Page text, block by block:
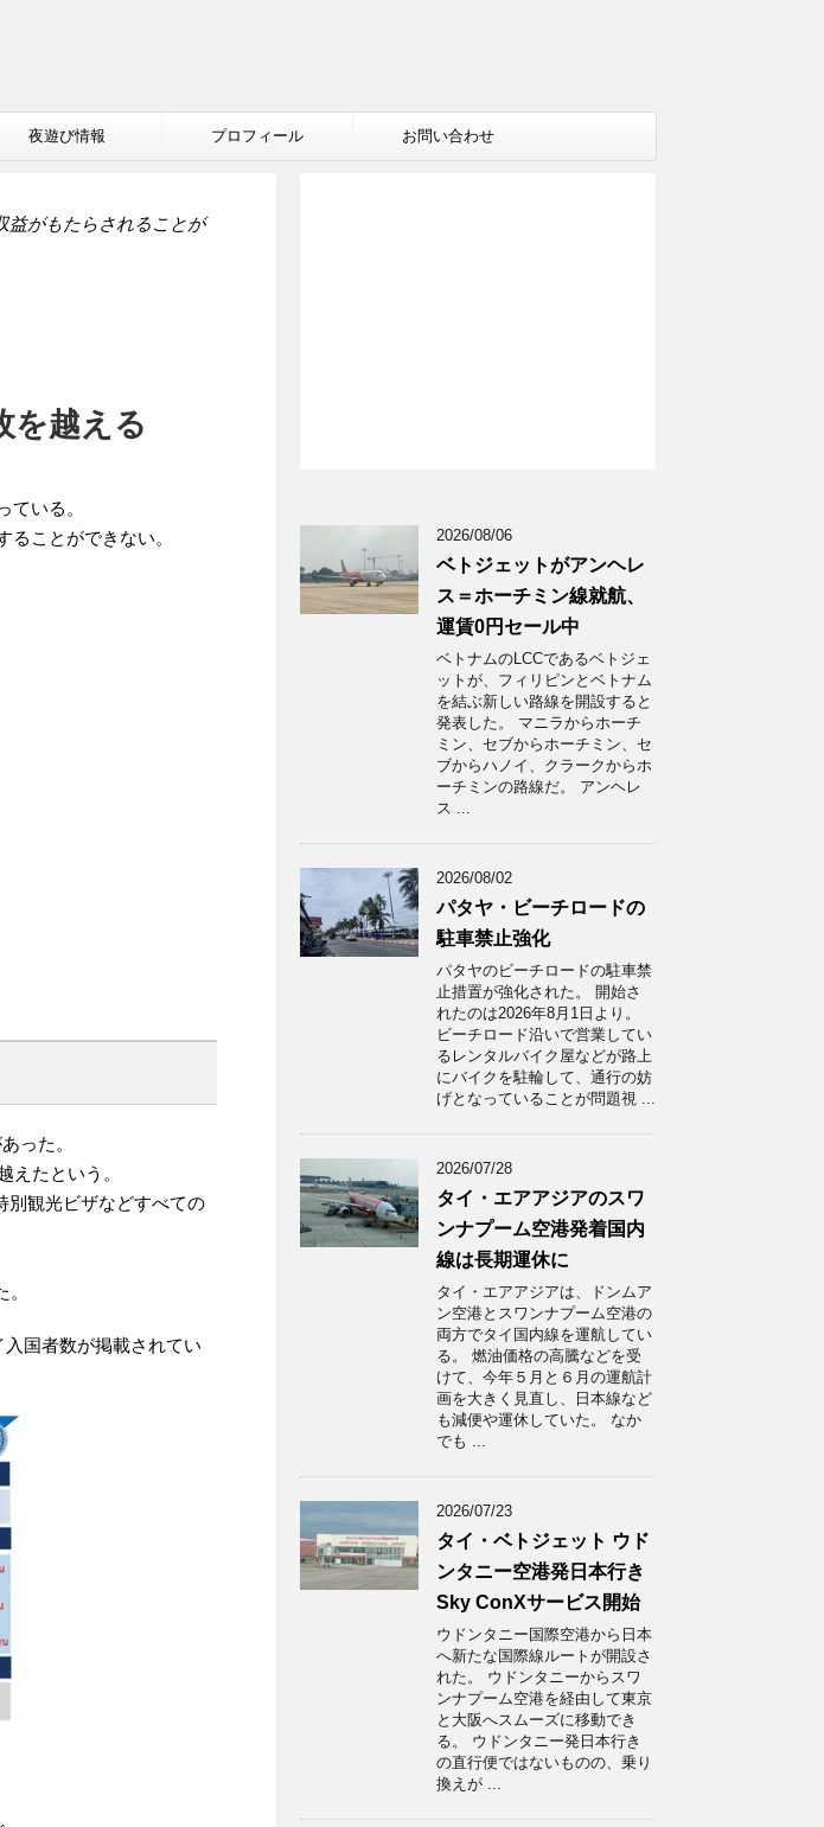
夜遊び情報 プロフィール お問い合わせ
益がもたらされることが
を越える
いる。
ことができない。
った。
えたという。
別観光ビザなどすべての
国者数が掲載されてい
2026/08/06
ベトジェットがアンヘレ
ス＝ホーチミン線就航、
運賃0円セール中
ベトナムのLCCであるベトジェ
ットが、フィリピンとベトナム
を結ぶ新しい路線を開設すると
発表した。 マニラからホーチ
ミン、セブからホーチミン、セ
ブからハノイ、クラークからホ
ーチミンの路線だ。 アンヘレ
ス ...
2026/08/02
パタヤ・ビーチロードの
駐車禁止強化
パタヤのビーチロードの駐車禁
止措置が強化された。 開始さ
れたのは2026年8月1日より。
ビーチロード沿いで営業してい
るレンタルバイク屋などが路上
にバイクを駐輪して、通行の妨
げとなっていることが問題視 ...
2026/07/28
タイ・エアアジアのスワ
ンナプーム空港発着国内
線は長期運休に
タイ・エアアジアは、ドンムア
ン空港とスワンナプーム空港の
両方でタイ国内線を運航してい
る。 燃油価格の高騰などを受
けて、今年５月と６月の運航計
画を大きく見直し、日本線など
も減便や運休していた。 なか
でも ...
2026/07/23
タイ・ベトジェット ウド
ンタニー空港発日本行き
Sky ConXサービス開始
ウドンタニー国際空港から日本
へ新たな国際線ルートが開設さ
れた。 ウドンタニーからスワ
ンナプーム空港を経由して東京
と大阪へスムーズに移動でき
る。 ウドンタニー発日本行き
の直行便ではないものの、乗り
換えが ...